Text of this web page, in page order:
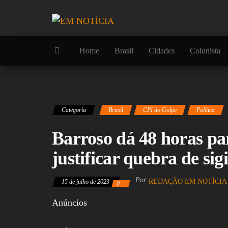
the
Home Brasil Cidades Colunista
Categoria Brasil CPI do Golpe Política
Barroso dá 48 horas
justificar quebra de
15 de julho de 2023 0 Por REDAÇÃO EM NOTÍCIA
Anúncios